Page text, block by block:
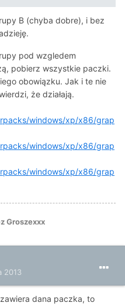
B (chyba dobre), i bez
pod wzgledem
pobierz wszystkie paczki.
obowiązku. Jak i te nie
że działają.
windows/xp/x86/grap
windows/xp/x86/grap
windows/xp/x86/grap
Groszexxx
2013
dana paczka, to